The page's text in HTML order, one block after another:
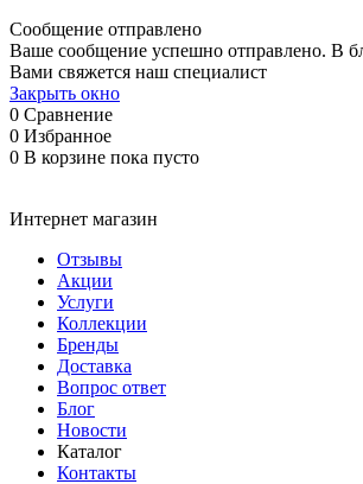
Сообщение отправлено
Ваше сообщение успешно отправлено. В
Вами свяжется наш специалист
Закрыть окно
0 Сравнение
0 Избранное
0 В корзине пока пусто
Интернет магазин
Отзывы
Акции
Услуги
Коллекции
Бренды
Доставка
Вопрос ответ
Блог
Новости
Каталог
Контакты